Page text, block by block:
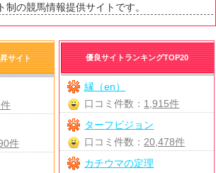
制の競馬情報提供サイトです。
優良サイトランキングTOP20
縁（en）
口コミ件数： 1,915件
ターフビジョン
口コミ件数： 20,478件
カチウマの定理
サイト
件